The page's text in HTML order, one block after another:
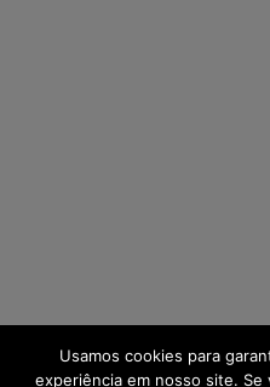
Usamos cookies para
experiência em nosso site.